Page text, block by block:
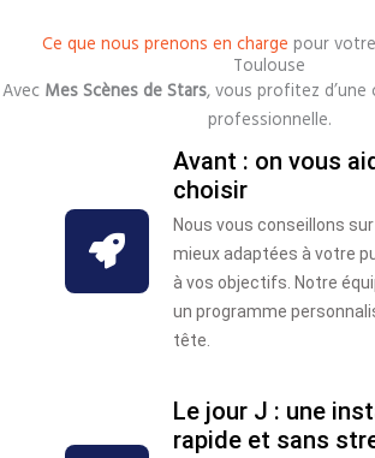
Ce que nous prenons en charge pour
Toulouse
Avec Mes Scènes de Stars, vous profitez
professionnelle.
Avant : on vous
choisir
Nous vous conseillons
mieux adaptées à votre
à vos objectifs. Notre
un programme
tête.
Le jour J : une
rapide et sans